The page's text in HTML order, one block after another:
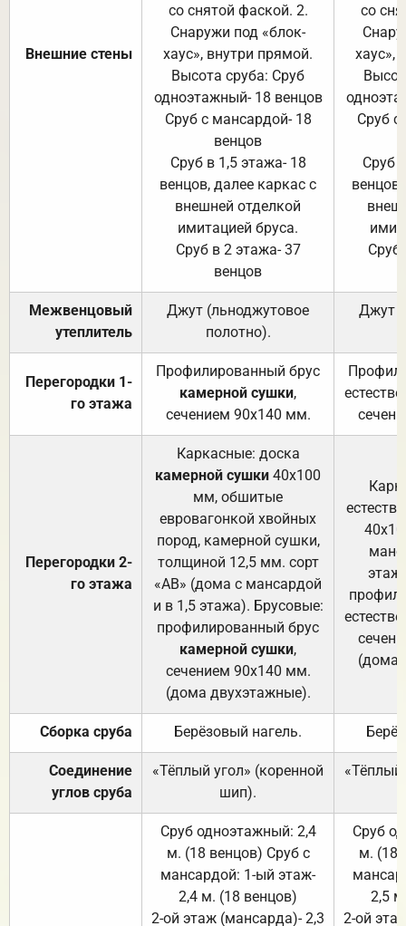
Внешние стены
со снятой фаской. 2.
Снаружи под «блок-
хаус», внутри прямой.
Высота сруба: Сруб
одноэтажный- 18 венцов
Сруб с мансардой- 18
венцов
Сруб в 1,5 этажа- 18
венцов, далее каркас с
внешней отделкой
имитацией бруса.
Сруб в 2 этажа- 37
венцов
со
хаус»,
Сруб с
Сруб
Сруб
Межвенцовый
утеплитель
Джут (льноджутовое
полотно).
Джут
Перегородки 1-
го этажа
Профилированный брус
камерной сушки,
сечением 90х140 мм.
Перегородки 2-
го этажа
Каркасные: доска
камерной сушки 40х100
мм, обшитые
евровагонкой хвойных
пород, камерной сушки,
толщиной 12,5 мм. сорт
«АВ» (дома с мансардой
и в 1,5 этажа). Брусовые:
профилированный брус
камерной сушки,
сечением 90х140 мм.
(дома двухэтажные).
(дома
Сборка сруба Берёзовый нагель.
Соединение
углов сруба
«Тёплый угол» (коренной
шип).
«Тёплый
Сруб одноэтажный: 2,4
м. (18 венцов) Сруб с
мансардой: 1-ый этаж-
2,4 м. (18 венцов)
2-ой этаж (мансарда)- 2,3
Сруб
м. (18
2,5
2-ой